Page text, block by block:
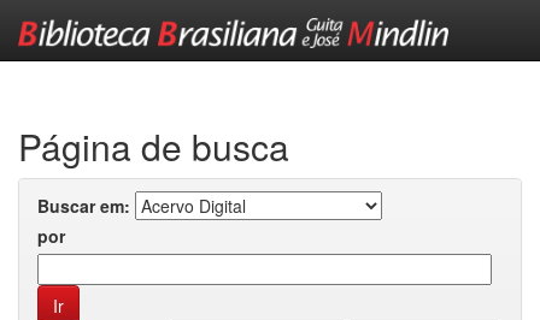
Página de busca
Buscar em:
por